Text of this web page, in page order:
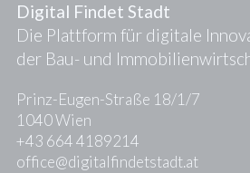
Digital Findet Stadt
Die Plattform für digitale
der Bau- und
Prinz-Eugen-Straße 18/1/7
1040 Wien
+43 664 4189214
office@digitalfindetstadt.at